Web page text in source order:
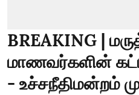
BREAKING |
மாணவர்களின்
- உச்சநீதிமன்றம்